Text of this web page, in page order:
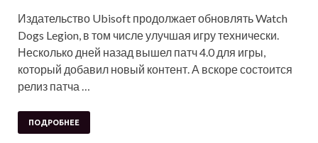
Издательство Ubisoft продолжает обновлять Watch
Dogs Legion, в том числе улучшая игру технически.
Несколько дней назад вышел патч 4.0 для игры,
который добавил новый контент. А вскоре состоится
релиз патча …
ПОДРОБНЕЕ